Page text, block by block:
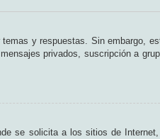
y respuestas. Sin embargo,
privados, suscripción a
se solicita a los sitios de